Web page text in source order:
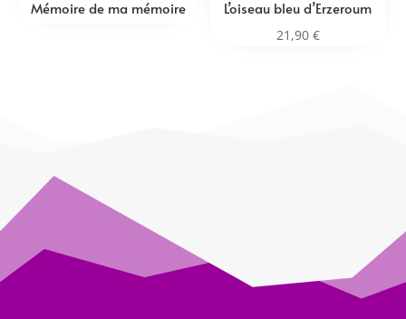
Mémoire de ma mémoire L’oiseau bleu d’Erzeroum
21,90 €